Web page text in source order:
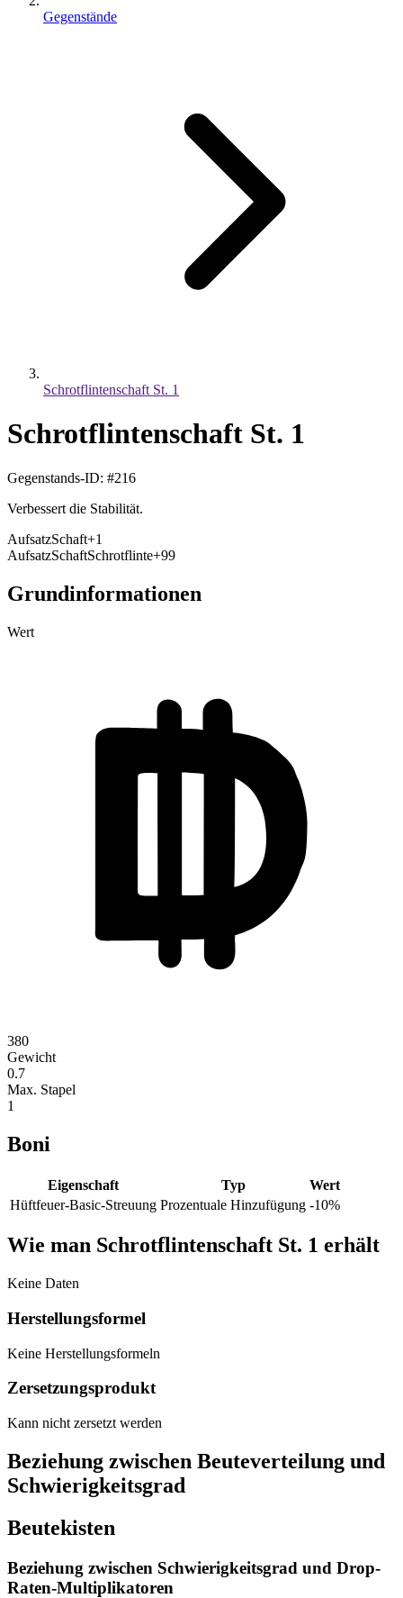
Gegenstände
Schrotflintenschaft St. 1
Schrotflintenschaft St. 1
Gegenstands-ID: #216
Verbessert die Stabilität.
AufsatzSchaft+1
AufsatzSchaftSchrotflinte+99
Grundinformationen
Wert
380
Gewicht
0.7
Max. Stapel
1
Boni
Eigenschaft Typ
Wert
Hüftfeuer-Basic-Streuung Prozentuale Hinzufügung -10%
Wie man Schrotflintenschaft St. 1 erhält
Keine Daten
Herstellungsformel
Keine Herstellungsformeln
Zersetzungsprodukt
Kann nicht zersetzt werden
Beziehung zwischen Beuteverteilung und
Schwierigkeitsgrad
Beutekisten
Beziehung zwischen Schwierigkeitsgrad und Drop-
Raten-Multiplikatoren